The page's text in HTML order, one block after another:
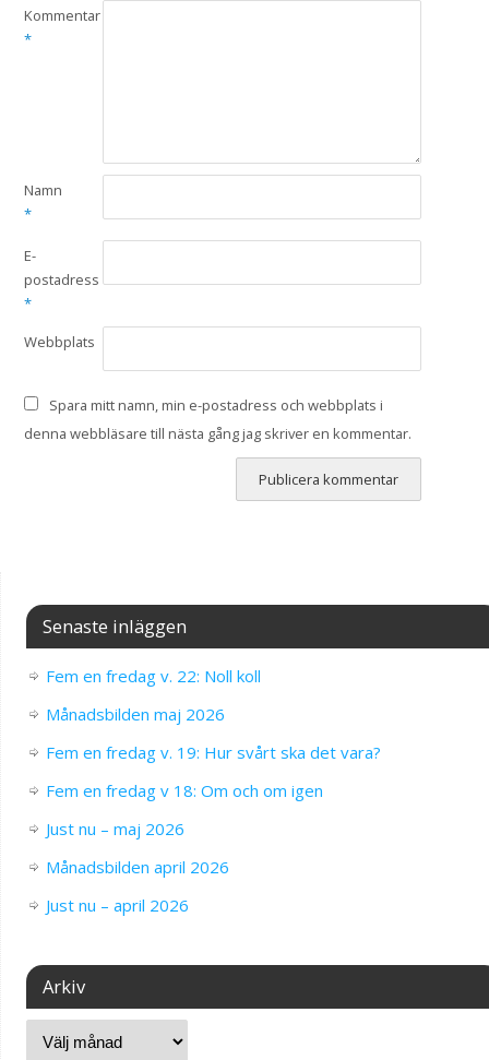
Kommentar
*
Namn
*
E-
postadress
*
Webbplats
Spara mitt namn, min e-postadress och webbplats i
denna webbläsare till nästa gång jag skriver en kommentar.
Senaste inläggen
Fem en fredag v. 22: Noll koll
Månadsbilden maj 2026
Fem en fredag v. 19: Hur svårt ska det vara?
Fem en fredag v 18: Om och om igen
Just nu – maj 2026
Månadsbilden april 2026
Just nu – april 2026
Arkiv